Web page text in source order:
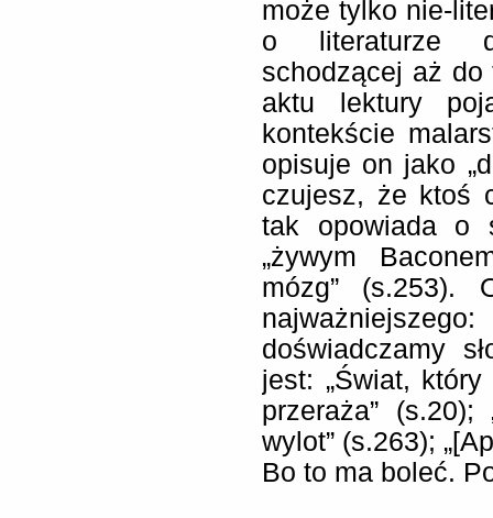
może tylko nie-
o literaturze
schodzącej aż do
aktu lektury
kontekście
opisuje on jako
czujesz, że ktoś
tak opowiada o
„żywym
mózg” (s.253).
doświadczamy
jest: „Świat,
przeraża”
wylot” (s.263);
Bo to ma boleć.